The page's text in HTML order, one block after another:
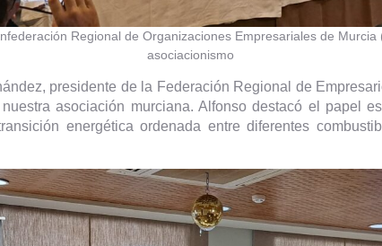
Regional de Organizaciones Empresariales de
asociacionismo
presidente de la Federación Regional de
asociación murciana. Alfonso destacó el papel
energética ordenada entre diferentes